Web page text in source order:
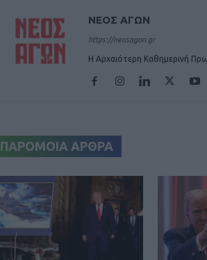
ΝΕΟΣ ΑΓΩΝ
https://neosagon.gr
Η Αρχαιότερη Καθημερινή
ΠΑΡΟΜΟΙΑ ΑΡΘΡΑ